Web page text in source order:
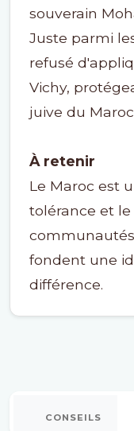
souverain
Juste parmi
refusé
Vichy,
juive du
À retenir
Le Maroc est
tolérance et
fondent une
différence.
CONSEILS